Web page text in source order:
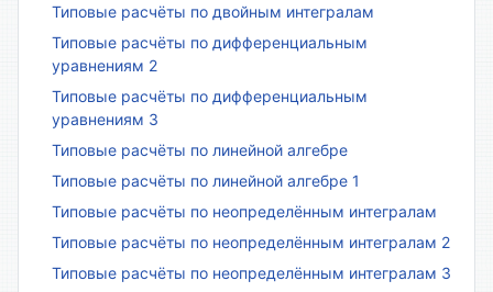
Типовые расчёты по двойным интегралам
Типовые расчёты по дифференциальным
уравнениям 2
Типовые расчёты по дифференциальным
уравнениям 3
Типовые расчёты по линейной алгебре
Типовые расчёты по линейной алгебре 1
Типовые расчёты по неопределённым интегралам
Типовые расчёты по неопределённым интегралам 2
Типовые расчёты по неопределённым интегралам 3